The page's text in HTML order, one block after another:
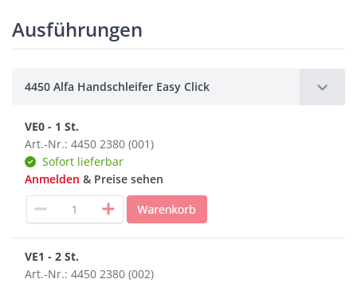
Ausführungen
4450 Alfa Handschleifer Easy Click
VE0 - 1 St.
Art.-Nr.: 4450 2380 (001)
Sofort lieferbar
Anmelden & Preise sehen
VE1 - 2 St.
Art.-Nr.: 4450 2380 (002)